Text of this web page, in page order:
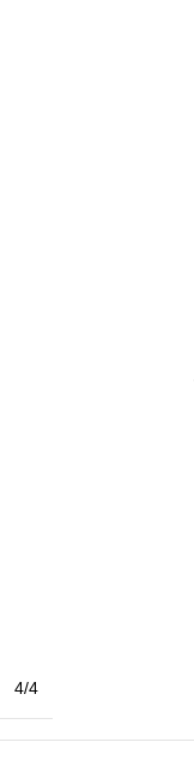
4/4